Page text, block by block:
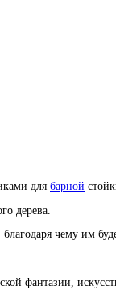
для барной
дерева.
благодаря чему им
фантазии,